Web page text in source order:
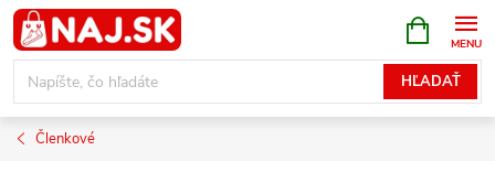
Prejsť
na
obsah
HĽADAŤ
KOŠÍK
Členkové